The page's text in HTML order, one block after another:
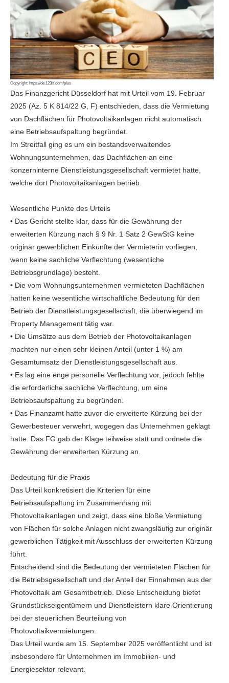
Copyright: https://de.123rf.com/plus
Das Finanzgericht Düsseldorf hat mit Urteil vom 19. Februar
2025 (Az. 5 K 814/22 G, F) entschieden, dass die Vermietung
von Dachflächen für Photovoltaikanlagen nicht automatisch
eine Betriebsaufspaltung begründet.
Im Streitfall ging es um ein bestandsverwaltendes
Wohnungsunternehmen, das Dachflächen an eine
konzerninterne Dienstleistungsgesellschaft vermietet hatte,
welche dort Photovoltaikanlagen betrieb.
Wesentliche Punkte des Urteils
• Das Gericht stellte klar, dass für die Gewährung der
erweiterten Kürzung nach § 9 Nr. 1 Satz 2 GewStG keine
originär gewerblichen Einkünfte der Vermieterin vorliegen,
wenn keine sachliche Verflechtung (wesentliche
Betriebsgrundlage) besteht.
• Die vom Wohnungsunternehmen vermieteten Dachflächen
hatten keine wesentliche wirtschaftliche Bedeutung für den
Betrieb der Dienstleistungsgesellschaft, die überwiegend im
Property Management tätig war.
• Die Umsätze aus dem Betrieb der Photovoltaikanlagen
machten nur einen sehr kleinen Anteil (unter 1 %) am
Gesamtumsatz der Dienstleistungsgesellschaft aus.
• Es lag eine enge personelle Verflechtung vor, jedoch fehlte
die erforderliche sachliche Verflechtung, um eine
Betriebsaufspaltung zu begründen.
• Das Finanzamt hatte zuvor die erweiterte Kürzung bei der
Gewerbesteuer verwehrt, wogegen das Unternehmen geklagt
hatte. Das FG gab der Klage teilweise statt und ordnete die
Gewährung der erweiterten Kürzung an.
Bedeutung für die Praxis
Das Urteil konkretisiert die Kriterien für eine
Betriebsaufspaltung im Zusammenhang mit
Photovoltaikanlagen und zeigt, dass eine bloße Vermietung
von Flächen für solche Anlagen nicht zwangsläufig zur originär
gewerblichen Tätigkeit mit Ausschluss der erweiterten Kürzung
führt.
Entscheidend sind die Bedeutung der vermieteten Flächen für
die Betriebsgesellschaft und der Anteil der Einnahmen aus der
Photovoltaik am Gesamtbetrieb. Diese Entscheidung bietet
Grundstückseigentümern und Dienstleistern klare Orientierung
bei der steuerlichen Beurteilung von
Photovoltaikvermietungen.
Das Urteil wurde am 15. September 2025 veröffentlicht und ist
insbesondere für Unternehmen im Immobilien- und
Energiesektor relevant.